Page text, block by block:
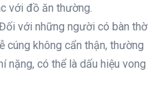
với đồ ăn thường.
với những người có bàn thờ
cúng không cẩn thận, thường
nặng, có thể là dấu hiệu vong